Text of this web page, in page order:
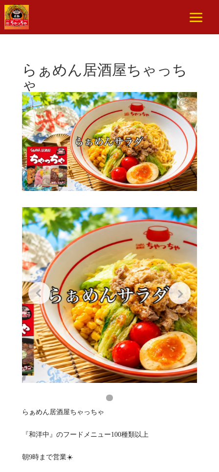
らぁめん居酒屋ちゃっち
ゃ
らぁめん居酒屋ちゃっちゃ
『和洋中』のフードメニュー100種類以上
朝9時まで営業☀️